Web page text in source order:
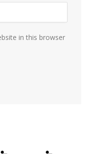
in this browser